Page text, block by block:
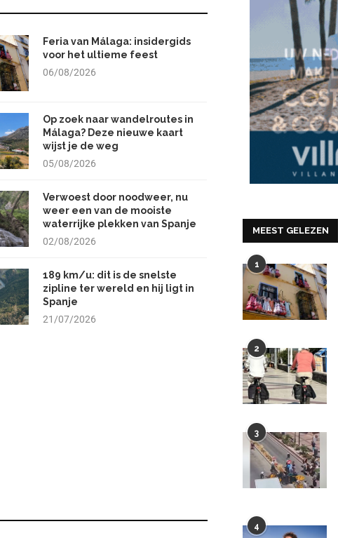
Feria van Málaga: insidergids
voor het ultieme feest
06/08/2026
Op zoek naar wandelroutes in
Málaga? Deze nieuwe kaart
wijst je de weg
05/08/2026
Verwoest door noodweer, nu
weer een van de mooiste
waterrijke plekken van Spanje
02/08/2026
189 km/u: dit is de snelste
zipline ter wereld en hij ligt in
Spanje
21/07/2026
MEEST GELEZEN
1
2
3
4